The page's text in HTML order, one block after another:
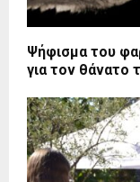
Ψήφισμα του
για τον θάνατο